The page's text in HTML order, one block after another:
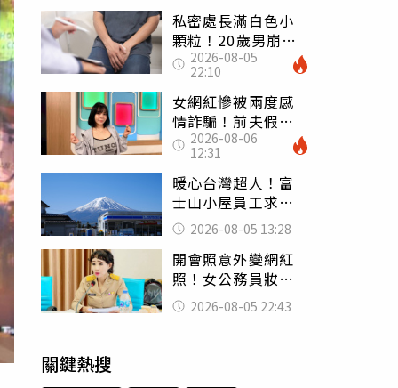
私密處長滿白色小
顆粒！20歲男崩潰
求診 醫曝5大真相
別再誤會
2026-08-05
22:10
女網紅慘被兩度感
情詐騙！前夫假割
頸詐光200萬再遇假
富商「養套殺2000
萬」
2026-08-06
12:31
暖心台灣超人！富
士山小屋員工求助
「想活下去」 山
友狂背物資上山：
台灣真的是寶島
2026-08-05 13:28
開會照意外變網紅
照！女公務員妝容
掀2千則留言 本人
怒嗆：化妝有錯嗎
2026-08-05 22:43
關鍵熱搜